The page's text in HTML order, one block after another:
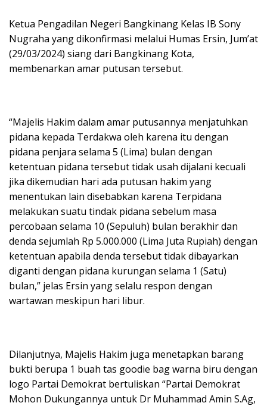
Ketua Pengadilan Negeri Bangkinang Kelas IB Sony
Nugraha yang dikonfirmasi melalui Humas Ersin, Jum’at
(29/03/2024) siang dari Bangkinang Kota,
membenarkan amar putusan tersebut.
“Majelis Hakim dalam amar putusannya menjatuhkan
pidana kepada Terdakwa oleh karena itu dengan
pidana penjara selama 5 (Lima) bulan dengan
ketentuan pidana tersebut tidak usah dijalani kecuali
jika dikemudian hari ada putusan hakim yang
menentukan lain disebabkan karena Terpidana
melakukan suatu tindak pidana sebelum masa
percobaan selama 10 (Sepuluh) bulan berakhir dan
denda sejumlah Rp 5.000.000 (Lima Juta Rupiah) dengan
ketentuan apabila denda tersebut tidak dibayarkan
diganti dengan pidana kurungan selama 1 (Satu)
bulan,” jelas Ersin yang selalu respon dengan
wartawan meskipun hari libur.
Dilanjutnya, Majelis Hakim juga menetapkan barang
bukti berupa 1 buah tas goodie bag warna biru dengan
logo Partai Demokrat bertuliskan “Partai Demokrat
Mohon Dukungannya untuk Dr Muhammad Amin S.Ag,